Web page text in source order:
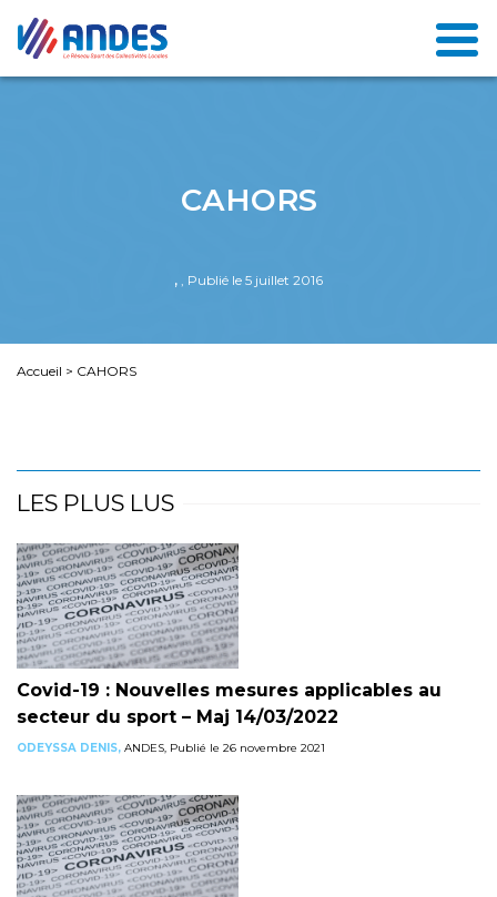
CAHORS
, , Publié le 5 juillet 2016
Accueil > CAHORS
LES PLUS LUS
Covid-19 : Nouvelles mesures applicables au
secteur du sport – Maj 14/03/2022
ODEYSSA DENIS, ANDES, Publié le 26 novembre 2021